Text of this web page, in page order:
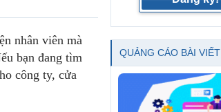
nhân viên mà
bạn đang tìm
công ty, cửa
QUẢNG CÁO BÀI VIẾT